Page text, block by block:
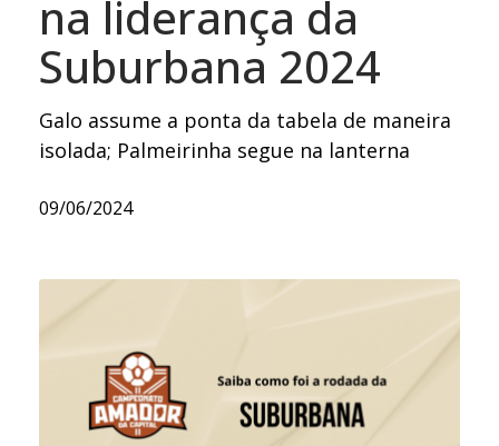
na liderança da
Suburbana 2024
Galo assume a ponta da tabela de maneira
isolada; Palmeirinha segue na lanterna
09/06/2024